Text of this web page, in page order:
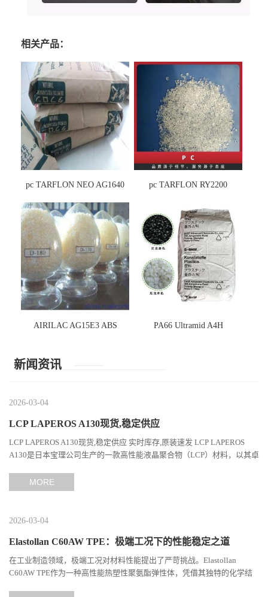
相关产品：
pc TARFLON NEO AG1640 pc TARFLON RY2200
AIRILAC AG15E3 ABS PA66 Ultramid A4H
新闻资讯
2026-03-04
LCP LAPEROS A130现货,稳定供应
LCP LAPEROS A130现货,稳定供应 实时库存,原装速发 LCP LAPEROS
A130是日本宝理公司生产的一款高性能液晶聚合物（LCP）材料，以其卓
MORE
2026-03-04
Elastollan C60AW TPE：极端工况下的性能稳定之道
在工业制造领域，极端工况对材料性能提出了严苛挑战。Elastollan
C60AW TPE作为一种高性能热塑性聚氨酯弹性体，凭借其独特的化学结